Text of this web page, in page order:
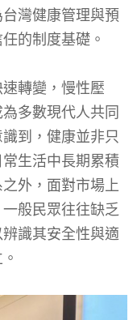
灣健康管理與預
的制度基礎。
轉變，慢性壓
多數現代人共同
到，健康並非只
生活中長期累積
外，面對市場上
般民眾往往缺乏
識其安全性與適